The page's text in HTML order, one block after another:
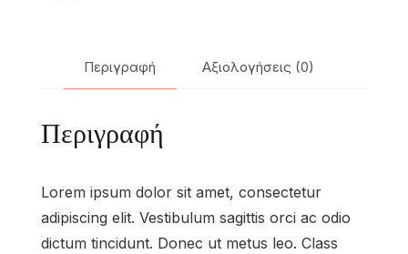
Περιγραφή Αξιολογήσεις (0)
Περιγραφή
Lorem ipsum dolor sit amet, consectetur
adipiscing elit. Vestibulum sagittis orci ac odio
dictum tincidunt. Donec ut metus leo. Class